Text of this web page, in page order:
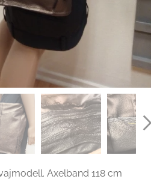
Axelband 118 cm